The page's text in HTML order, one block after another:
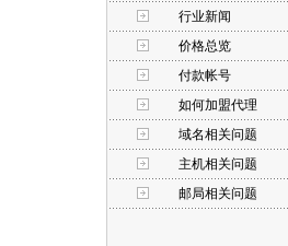
行业新闻
价格总览
付款帐号
如何加盟代理
域名相关问题
主机相关问题
邮局相关问题